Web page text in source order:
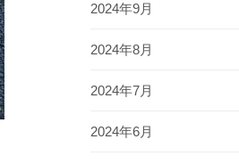
2024年9月
2024年8月
2024年7月
2024年6月